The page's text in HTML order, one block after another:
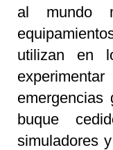
al mundo
utilizan en
buque
simuladores